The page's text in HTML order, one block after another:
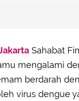
untuk Tubuh
Pemulihan
Kunci
Sahabat
mengalami
berdarah
virus dengue